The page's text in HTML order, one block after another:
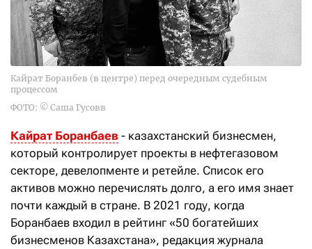
Кайрат Боранбев (в центре) перед очередным судебным
процессом
ФОТО: © Саша Гусовв
Кайрат Боранбаев - казахстанский бизнесмен,
который контролирует проекты в нефтегазовом
секторе, девелопменте и ретейле. Список его
активов можно перечислять долго, а его имя знает
почти каждый в стране. В 2021 году, когда
Боранбаев входил в рейтинг «50 богатейших
бизнесменов Казахстана», редакция журнала